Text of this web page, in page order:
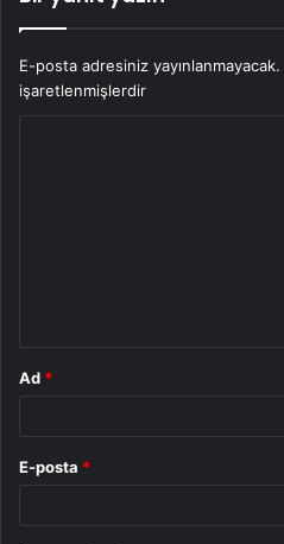
E-posta adresiniz yayınlanmayacak.
işaretlenmişlerdir
Ad *
E-posta *